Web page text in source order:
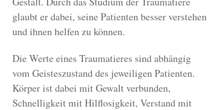
glaubt er dabei, seine Patienten besser verstehen
und ihnen helfen zu können.
Die Werte eines Traumatieres sind abhängig
vom Geisteszustand des jeweiligen Patienten.
Körper ist dabei mit Gewalt verbunden,
Schnelligkeit mit Hilflosigkeit, Verstand mit